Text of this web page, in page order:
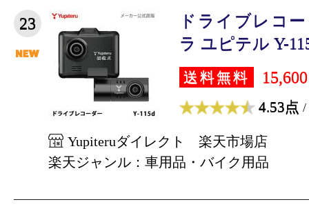
23
ドライブレコ
ラ ユピテル Y-
送料無料
4.53点 /
Yupiteruダイレクト 楽天市場店
楽天ジャンル：車用品・バイク用品